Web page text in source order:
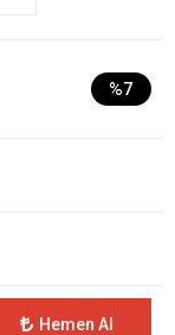
%7
Hemen Al